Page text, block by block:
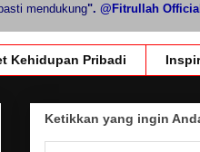
mendukung". @Fitrullah
Kehidupan Pribadi
Ketikkan yang ingin